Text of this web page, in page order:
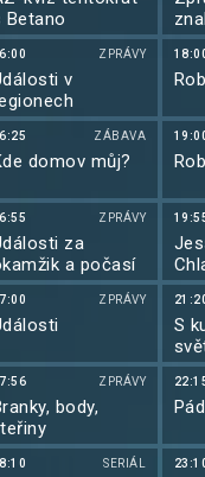
Betano
ZPRÁVY
v
ZÁBAVA
domov můj?
ZPRÁVY
za
a počasí
ZPRÁVY
ZPRÁVY
body,
SERIÁL
S